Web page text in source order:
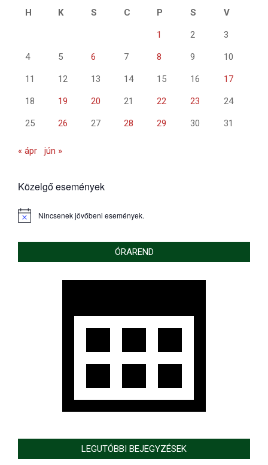
H K S C P S V
1 2 3
4 5 6 7 8 9 10
11 12 13 14 15 16 17
18 19 20 21 22 23 24
25 26 27 28 29 30 31
« ápr jún »
Közelgő események
Notice Nincsenek jövőbeni események.
ÓRAREND
LEGUTÓBBI BEJEGYZÉSEK